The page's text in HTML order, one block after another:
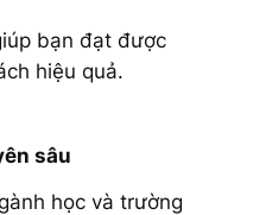
bạn đạt được
hiệu quả.
sâu
học và trường